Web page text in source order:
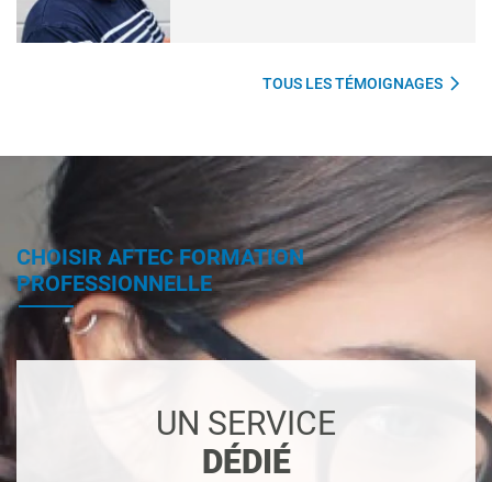
TOUS LES TÉMOIGNAGES
CHOISIR AFTEC FORMATION
PROFESSIONNELLE
UN SERVICE
DÉDIÉ